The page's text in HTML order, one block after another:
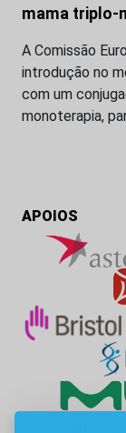
mama triplo-
A Comissão
introdução no
com um
monoterapia,
APOIOS